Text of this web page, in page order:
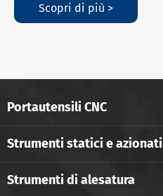
Scopri di più >
Portautensili CNC
Strumenti statici e azionati
Strumenti di alesatura